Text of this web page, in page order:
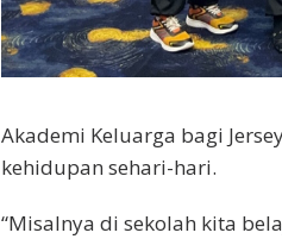
Akademi Keluarga bagi
kehidupan sehari-hari.
“Misalnya di sekolah kita